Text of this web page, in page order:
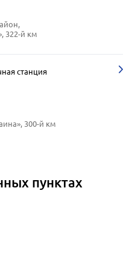
322-й км
станция
300-й км
пунктах